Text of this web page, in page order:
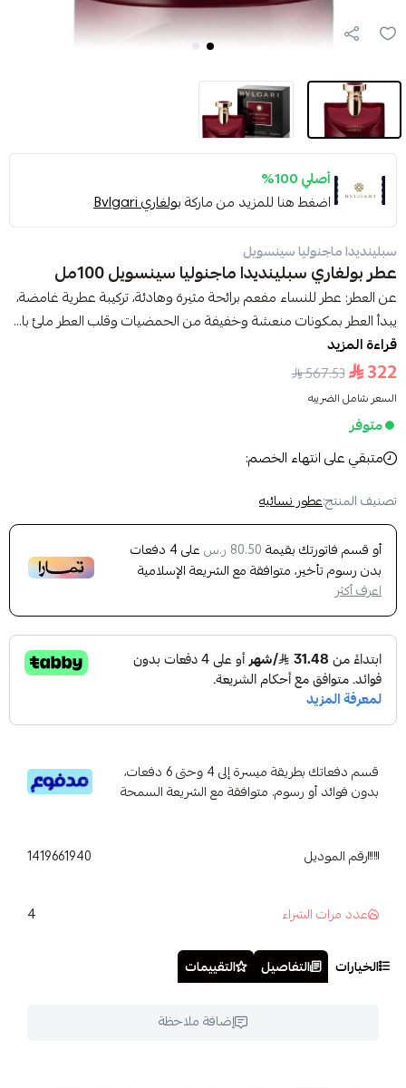
أصلي 100%
اضغط هنا للمزيد من ماركةبولغاري Bvlgari
سبلينديدا ماجنوليا سينسويل
عطر بولغاري سبلينديدا ماجنوليا سينسويل 100مل
عن العطر: عطر للنساء مفعم برائحة مثيرة وهادئة، تركيبة عطرية غامضة،
يبدأ العطر بمكونات منعشة وخفيفة من الحمضيات وقلب العطر ملئ با...
قراءة المزيد
322
567.53
السعر شامل الضريبه
متوفر
متبقي على انتهاء الخصم:
تصنيف المنتج:عطور نسائيه
أو قسم فاتورتك بقيمة 80.50 ر.س على4 دفعات
بدون رسوم تأخير، متوافقة مع الشريعة الإسلامية
اعرف أكثر
قسم دفعاتك بطريقة ميسرة إلى 4 وحتى 6 دفعات،
بدون فوائد أو رسوم. متوافقة مع الشريعة السمحة
رقم الموديل 1419661940
عدد مرات الشراء 4
الخيارات التفاصيل التقييمات
إضافة ملاحظة